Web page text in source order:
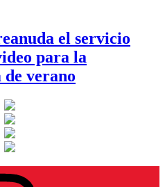
el servicio
para la
verano